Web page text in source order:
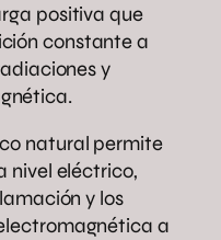
positiva que
constante a
y
natural permite
nivel eléctrico,
y los
a